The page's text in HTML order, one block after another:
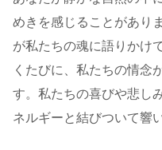
めきを感じることがあり
が私たちの魂に語りかけ
くたびに、私たちの情念
す。私たちの喜びや悲し
ネルギーと結びついて響